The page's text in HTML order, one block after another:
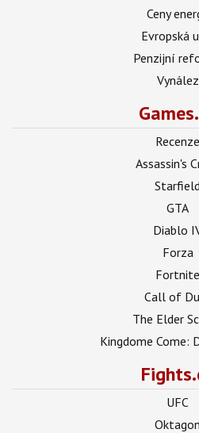
Ceny
Evropská
Penzijní
Vynález
Recenze
Assassin's
Starfield
GTA
Diablo
Forza
Fortnite
Call of
The Elder
Kingdome Come:
UFC
Oktagon